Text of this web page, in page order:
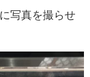
写真を撮らせ